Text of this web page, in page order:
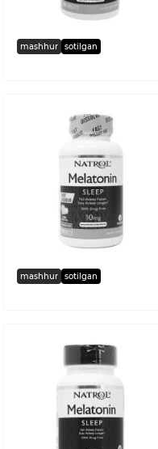
mashhur sotilgan
mashhur sotilgan